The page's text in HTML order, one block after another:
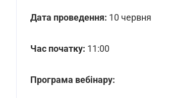
Дата проведення: 10 червня
Час початку: 11:00
Програма вебінару: